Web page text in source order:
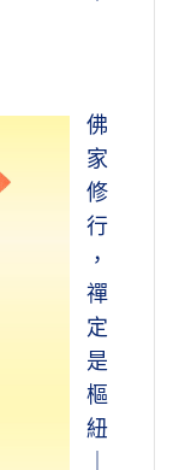
佛
家
修
行
，
禪
定
是
樞
紐